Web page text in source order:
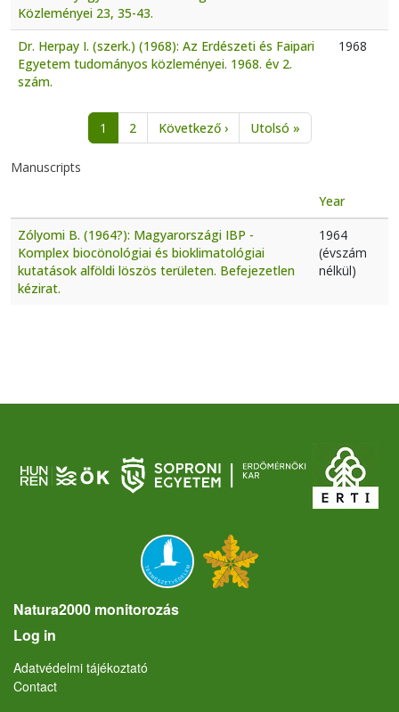
Közleményei 23, 35-43.
Dr. Herpay I. (szerk.) (1968): Az Erdészeti és Faipari
Egyetem tudományos közleményei. 1968. év 2.
szám.
1968
Pagination1 2 Következő ›Next page
Utolsó »Last page
Manuscripts
Year
Zólyomi B. (1964?): Magyarországi IBP -
Komplex biocönológiai és bioklimatológiai
kutatások alföldi löszös területen. Befejezetlen
kézirat.
1964
(évszám
nélkül)
Natura2000 monitorozás
User account menu
Log in
Lábléc
Adatvédelmi tájékoztató
Contact